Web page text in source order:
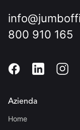
800 910 165
Azienda
Home